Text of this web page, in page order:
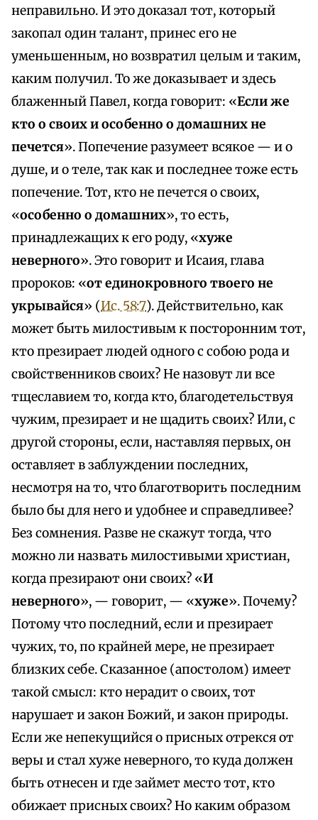
неправильно. И это доказал тот, который
закопал один талант, принес его не
уменьшенным, но возвратил целым и таким,
каким получил. То же доказывает и здесь
блаженный Павел, когда говорит: «Если же
кто о своих и особенно о домашних не
печется». Попечение разумеет всякое — и о
душе, и о теле, так как и последнее тоже есть
попечение. Тот, кто не печется о своих,
«особенно о домашних», то есть,
принадлежащих к его роду, «хуже
неверного». Это говорит и Исаия, глава
пророков: «от единокровного твоего не
укрывайся» (Ис. 58:7). Действительно, как
может быть милостивым к посторонним тот,
кто презирает людей одного с собою рода и
свойственников своих? Не назовут ли все
тщеславием то, когда кто, благодетельствуя
чужим, презирает и не щадить своих? Или, с
другой стороны, если, наставляя первых, он
оставляет в заблуждении последних,
несмотря на то, что благотворить последним
было бы для него и удобнее и справедливее?
Без сомнения. Разве не скажут тогда, что
можно ли назвать милостивыми христиан,
когда презирают они своих? «И
неверного», — говорит, — «хуже». Почему?
Потому что последний, если и презирает
чужих, то, по крайней мере, не презирает
близких себе. Сказанное (апостолом) имеет
такой смысл: кто нерадит о своих, тот
нарушает и закон Божий, и закон природы.
Если же непекущийся о присных отрекся от
веры и стал хуже неверного, то куда должен
быть отнесен и где займет место тот, кто
обижает присных своих? Но каким образом